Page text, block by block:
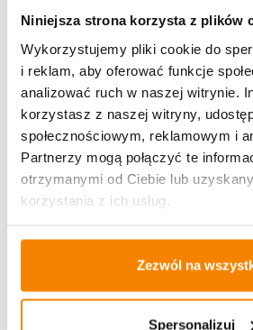
Niniejsza strona korzysta z plików
Wykorzystujemy pliki cookie do
i reklam, aby oferować funkcje
analizować ruch w naszej witrynie.
korzystasz z naszej witryny,
społecznościowym, reklamowym i
Partnerzy mogą połączyć te
otrzymanymi od Ciebie lub
korzystania z ich usług.
Zezwól na
Spersonalizuj
U Ciebie zwykle za1-3 dni: od12,30 zł
Darmowa dostawa:od 49 zł
Metody płatności